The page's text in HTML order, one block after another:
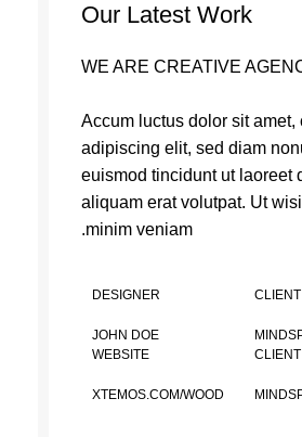
Our Latest Work
WE ARE CREATIVE
Accum luctus dolor sit amet,
adipiscing elit, sed diam
euismod tincidunt ut laoreet
aliquam erat volutpat. Ut
minim veniam.
CLIENT
DESIGNER
JOHN DOE
CLIENT
WEBSITE
XTEMOS.COM/WOOD